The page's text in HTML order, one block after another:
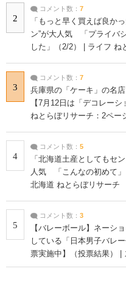
2
コメント数： 7
「もっと早く買えば良か
ン”が大人気 「プライバ
した」（2/2） | ライフ ね
3
コメント数： 7
兵庫県の「ケーキ」の名
【7月12日は「デコレー
ねとらぼリサーチ：2ペー
4
コメント数： 5
「北海道土産としてもセ
人気 「こんなの初めて」
北海道 ねとらぼリサーチ
5
コメント数： 3
【バレーボール】ネーシ
している「日本男子バレ
票実施中】（投票結果） |